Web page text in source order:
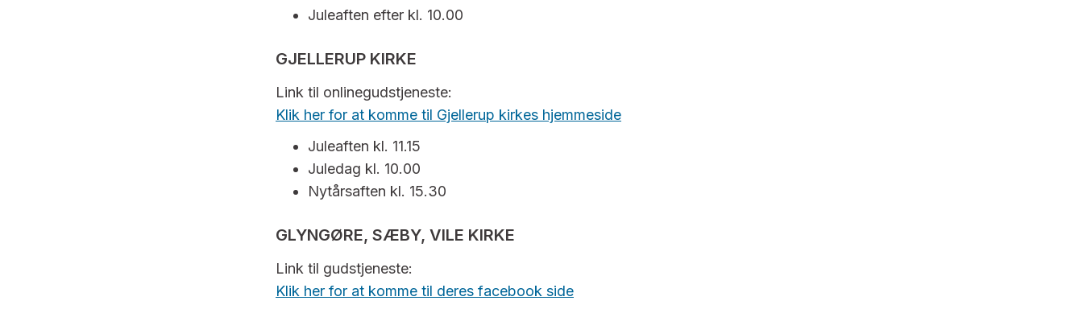
Juleaften efter kl. 10.00
GJELLERUP KIRKE
Link til onlinegudstjeneste:
Klik her for at komme til Gjellerup kirkes hjemmeside
Juleaften kl. 11.15
Juledag kl. 10.00
Nytårsaften kl. 15.30
GLYNGØRE, SÆBY, VILE KIRKE
Link til gudstjeneste:
Klik her for at komme til deres facebook side